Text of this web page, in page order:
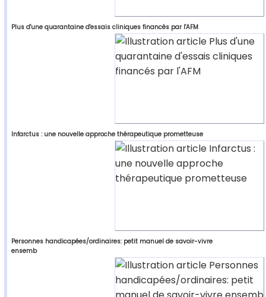
Plus d'une quarantaine d'essais cliniques financés par l'AFM
Infarctus : une nouvelle approche thérapeutique prometteuse
Personnes handicapées/ordinaires: petit manuel de savoir-vivre
ensemb